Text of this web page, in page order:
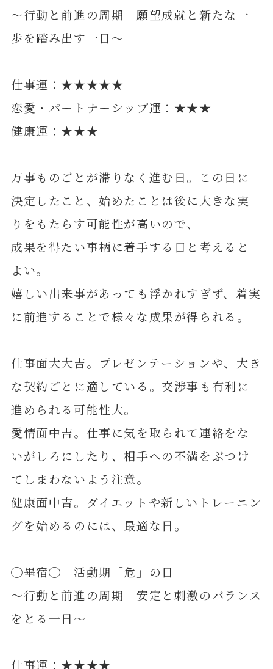
～行動と前進の周期 願望成就と新たな一
歩を踏み出す一日～
仕事運：★★★★★
恋愛・パートナーシップ運：★★★
健康運：★★★
万事ものごとが滞りなく進む日。この日に
決定したこと、始めたことは後に大きな実
りをもたらす可能性が高いので、
成果を得たい事柄に着手する日と考えると
よい。
嬉しい出来事があっても浮かれすぎず、着実
に前進することで様々な成果が得られる。
仕事面大大吉。プレゼンテーションや、大き
な契約ごとに適している。交渉事も有利に
進められる可能性大。
愛情面中吉。仕事に気を取られて連絡をな
いがしろにしたり、相手への不満をぶつけ
てしまわないよう注意。
健康面中吉。ダイエットや新しいトレーニン
グを始めるのには、最適な日。
◯畢宿◯ 活動期「危」の日
～行動と前進の周期 安定と刺激のバランス
をとる一日～
仕事運：★★★★